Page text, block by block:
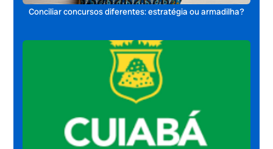
Conciliar concursos diferentes: estratégia ou armadilha?